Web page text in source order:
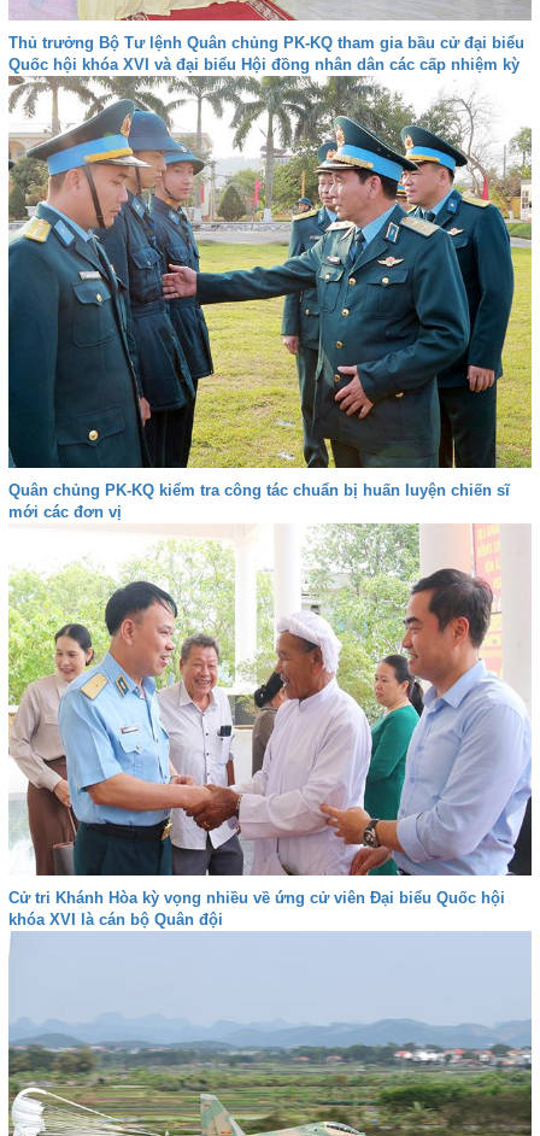
Thủ trưởng Bộ Tư lệnh Quân chủng PK-KQ tham gia bầu cử đại biểu
Quốc hội khóa XVI và đại biểu Hội đồng nhân dân các cấp nhiệm kỳ
2026-2031
Quân chủng PK-KQ kiểm tra công tác chuẩn bị huấn luyện chiến sĩ
mới các đơn vị
Cử tri Khánh Hòa kỳ vọng nhiều về ứng cử viên Đại biểu Quốc hội
khóa XVI là cán bộ Quân đội